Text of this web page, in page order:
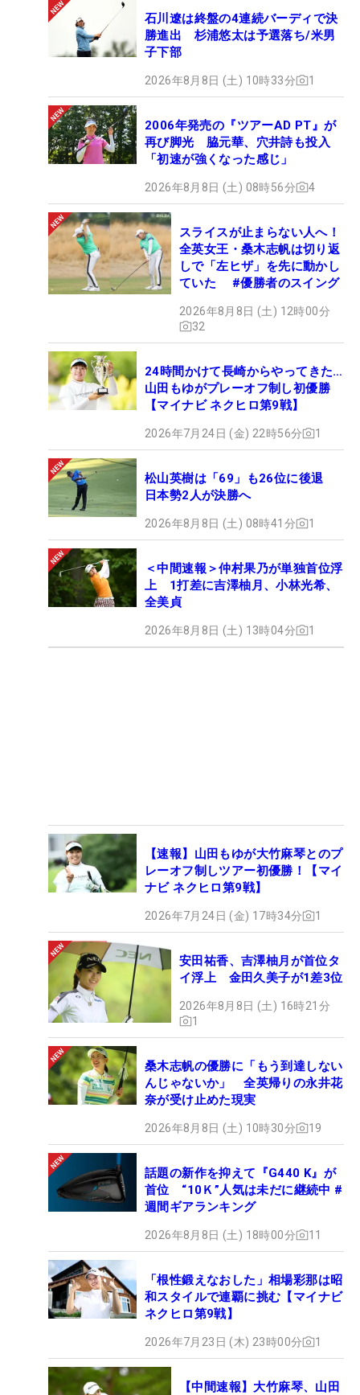
「今後はプロとして出たいと思った。でも、まだア
マチュアは外したくない（資格を放棄したくない）
ので、来年か、それくらいで考えています」。“プ
ロ”という言葉を、より強く意識することになった一
戦が、19歳をさらなる成長に導くはずだ。（文・間
宮輝憲）
石川遼は終盤の4連続バーディで決
勝進出 杉浦悠太は予選落ち/米男
子下部
2026年8月8日 (土) 10時33分 1
2006年発売の『ツアーAD PT』が
再び脚光 脇元華、穴井詩も投入
「初速が強くなった感じ」
2026年8月8日 (土) 08時56分 4
スライスが止まらない人へ！
全英女王・桑木志帆は切り返
しで「左ヒザ」を先に動かし
ていた #優勝者のスイング
2026年8月8日 (土) 12時00分
32
24時間かけて長崎からやってきた…
山田もゆがプレーオフ制し初優勝
【マイナビ ネクヒロ第9戦】
2026年7月24日 (金) 22時56分 1
松山英樹は「69」も26位に後退
日本勢2人が決勝へ
2026年8月8日 (土) 08時41分 1
＜中間速報＞仲村果乃が単独首位浮
上 1打差に吉澤柚月、小林光希、
全美貞
2026年8月8日 (土) 13時04分 1
【速報】山田もゆが大竹麻琴とのプ
レーオフ制しツアー初優勝！【マイ
ナビ ネクヒロ第9戦】
2026年7月24日 (金) 17時34分 1
安田祐香、吉澤柚月が首位タ
イ浮上 金田久美子が1差3位
2026年8月8日 (土) 16時21分
1
桑木志帆の優勝に「もう到達しない
んじゃないか」 全英帰りの永井花
奈が受け止めた現実
2026年8月8日 (土) 10時30分 19
話題の新作を抑えて『G440 K』が
首位 “10Ｋ”人気は未だに継続中 #
週間ギアランキング
2026年8月8日 (土) 18時00分 11
「根性鍛えなおした」相場彩那は昭
和スタイルで連覇に挑む【マイナビ
ネクヒロ第9戦】
2026年7月23日 (木) 23時00分 1
【中間速報】大竹麻琴、山田